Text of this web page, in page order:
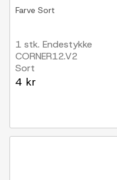
Farve Sort
1 stk. Endestykke
CORNER12.V2
Sort
4 kr